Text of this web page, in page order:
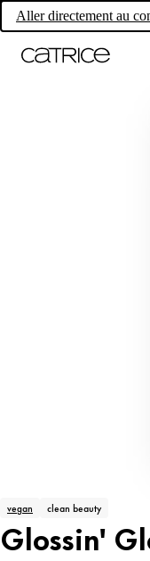
Aller directement au
vegan clean beauty
Glossin'